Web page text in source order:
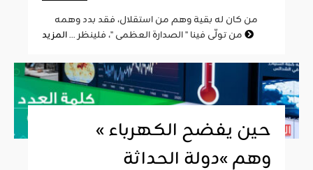
من تولّى فينا " الصدارة العظمى "، فلينظر ...
« حين يفضح الكهرباء
وهم »دولة الحداثة